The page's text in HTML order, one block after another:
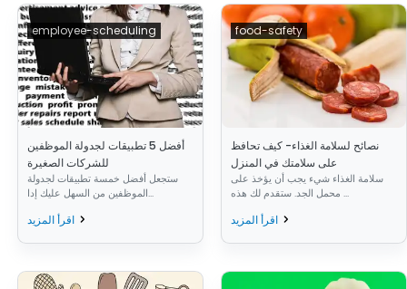
employee-scheduling
أفضل 5 تطبيقات لجدولة الموظفين
للشركات الصغيرة
ستجعل أفضل خمسة تطبيقات لجدولة
الموظفين من السهل عليك إدا...
اقرأ المزيد
food-safety
نصائح لسلامة الغذاء- كيف تحافظ
على سلامتك في المنزل
سلامة الغذاء شيء يجب أن يؤخذ على
محمل الجد. ستقدم لك هذه ...
اقرأ المزيد